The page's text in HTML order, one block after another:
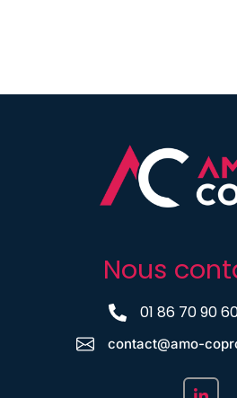
Nous
01 86 70 90
contact@amo-